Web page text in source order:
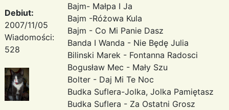
Debiut:
2007/11/05
Wiadomości:
528
Bajm- Małpa I Ja
Bajm -Różowa Kula
Bajm - Co Mi Panie Dasz
Banda I Wanda - Nie Będę Julia
Bilinski Marek - Fontanna Radosci
Bogusław Mec - Mały Szu
Bolter - Daj Mi Te Noc
Budka Suflera-Jolka, Jolka Pamiętasz
Budka Suflera - Za Ostatni Grosz